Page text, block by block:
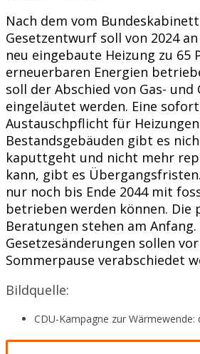
Nach dem vom
Gesetzentwurf soll von 2024
neu eingebaute Heizung zu 65
erneuerbaren Energien
soll der Abschied von Gas- und
eingeläutet werden. Eine
Austauschpflicht für
Bestandsgebäuden gibt es
kaputtgeht und nicht mehr
kann, gibt es
nur noch bis Ende 2044 mit
betrieben werden können. Die
Beratungen stehen am Anfang.
Gesetzesänderungen sollen
Sommerpause verabschiedet
Bildquelle:
CDU-Kampagne zur Wärmewende: